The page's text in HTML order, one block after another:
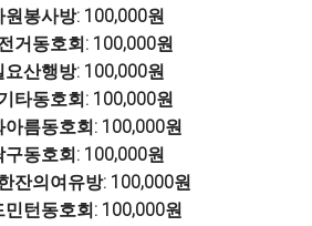
원봉사방: 100,000원
거동호회: 100,000원
요산행방: 100,000원
타동호회: 100,000원
아름동호회: 100,000원
구동호회: 100,000원
잔의여유방: 100,000원
민턴동호회: 100,000원